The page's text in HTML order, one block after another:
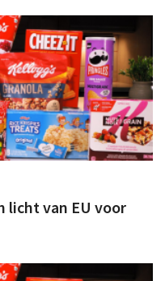
licht van EU voor